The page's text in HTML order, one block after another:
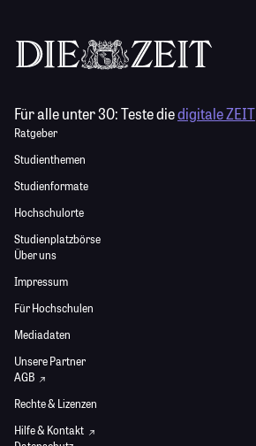
Für alle unter 30:Teste diedigitale ZEIT
Ratgeber
Studienthemen
Studienformate
Hochschulorte
Studienplatzbörse
Über uns
Impressum
Für Hochschulen
Mediadaten
Unsere Partner
AGB
Rechte & Lizenzen
Hilfe & Kontakt